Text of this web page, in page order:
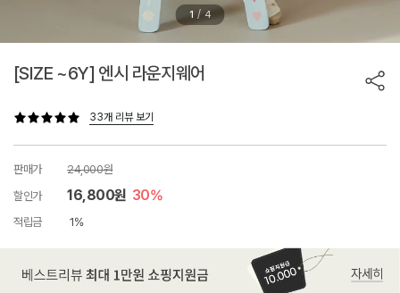
1 / 4
[SIZE ~6Y] 엔시 라운지웨어
33개 리뷰 보기
판매가
24,000원
할인가
16,800원 30%
적립금 1%